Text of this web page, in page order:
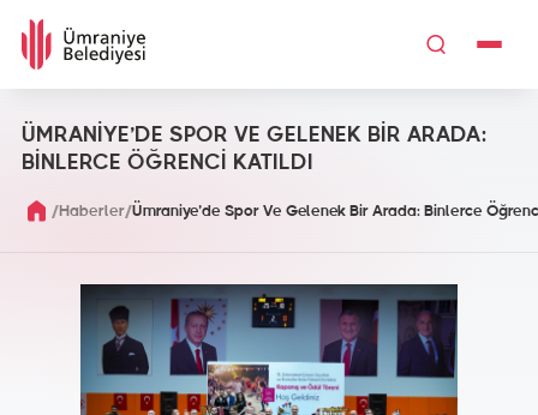
ÜMRANİYE’DE SPOR VE GELENEK BİR ARADA:
BİNLERCE ÖĞRENCİ KATILDI
/Haberler/Ümraniye’de Spor Ve Gelenek Bir Arada: Binlerce